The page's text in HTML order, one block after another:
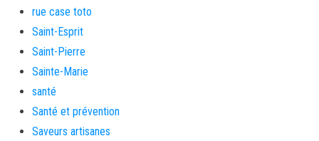
rue case toto
Saint-Esprit
Saint-Pierre
Sainte-Marie
santé
Santé et prévention
Saveurs artisanes